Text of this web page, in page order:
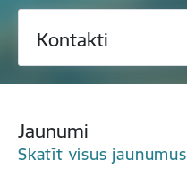
Kontakti
Jaunumi
Skatīt visus jaunumus